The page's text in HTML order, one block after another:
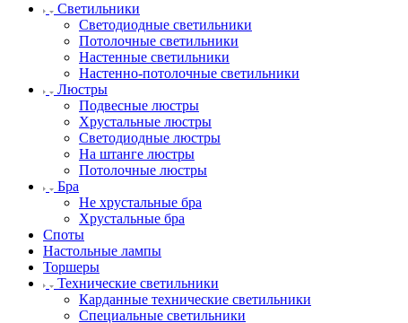
Светильники
Светодиодные светильники
Потолочные светильники
Настенные светильники
Настенно-потолочные светильники
Люстры
Подвесные люстры
Хрустальные люстры
Светодиодные люстры
На штанге люстры
Потолочные люстры
Бра
Не хрустальные бра
Хрустальные бра
Споты
Настольные лампы
Торшеры
Технические светильники
Карданные технические светильники
Специальные светильники